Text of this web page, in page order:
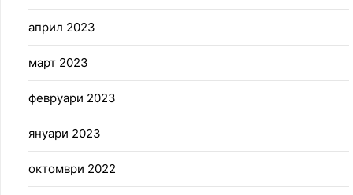
април 2023
март 2023
февруари 2023
януари 2023
октомври 2022